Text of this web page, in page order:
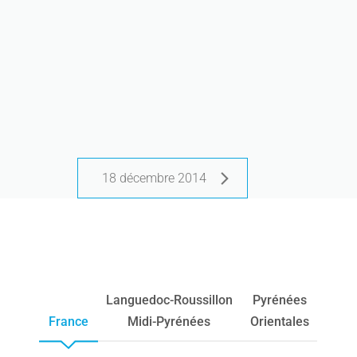
18 décembre 2014
France
Languedoc-Roussillon
Midi-Pyrénées
Pyrénées
Orientales